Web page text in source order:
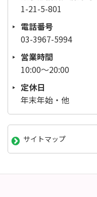
1-21-5-801
電話番号
03-3967-5994
営業時間
10:00～20:00
定休日
年末年始・他
サイトマップ